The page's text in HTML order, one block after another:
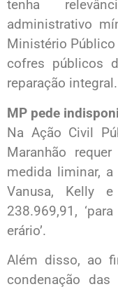
tenha
administrativo
Ministério
cofres públicos
reparação integral.
MP pede
Na Ação Civil
Maranhão
medida liminar,
Vanusa, Kelly
238.969,91,
erário’.
Além disso, ao
condenação